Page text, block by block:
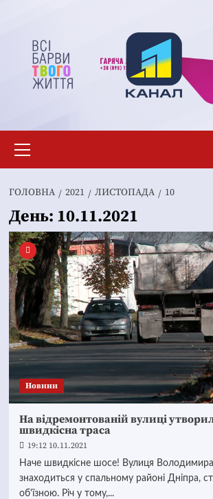
вмісту
меню
ГОЛОВНА 2021 ЛИСТОПАДА 10
День: 10.11.2021
Новини
На відремонтованій вулиці
швидкісна траса
19:12 10.11.2021
Наче швидкісне шосе! Вулиця
знаходиться у спальному районі Дніпра,
об'їзною. Річ у тому,...